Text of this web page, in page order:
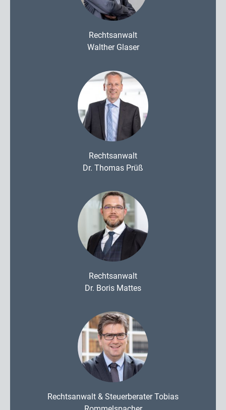
Rechtsanwalt
Walther Glaser
Rechtsanwalt
Dr. Thomas Prüß
Rechtsanwalt
Dr. Boris Mattes
Rechtsanwalt & Steuerberater Tobias